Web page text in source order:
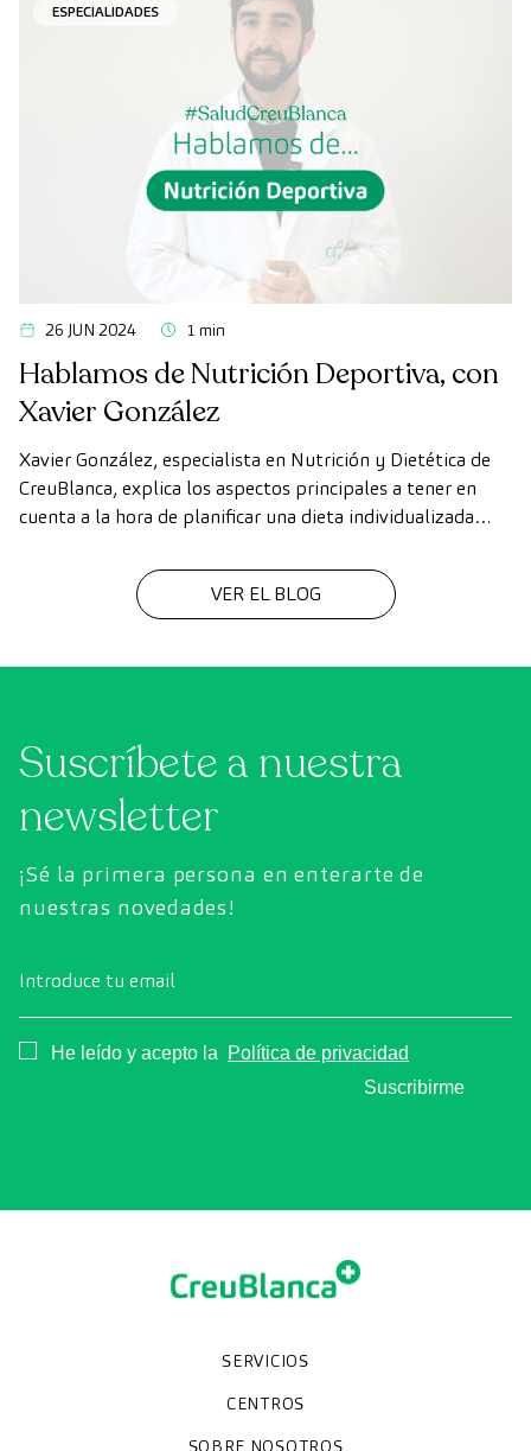
ESPECIALIDADES
26 JUN 2024 1 min
Hablamos de Nutrición Deportiva, con
Xavier González
Xavier González, especialista en Nutrición y Dietética de
CreuBlanca, explica los aspectos principales a tener en
cuenta a la hora de planificar una dieta individualizada
VER EL BLOG
Suscríbete a nuestra
newsletter
¡Sé la primera persona en enterarte de
nuestras novedades!
Introduce tu email
Consentimiento
He leído y acepto la
Política de privacidad
Suscribirme
SERVICIOS
Especialidades
Diagnóstico por la imagen
Chequeos y revisiones médicas
Unidades especializadas
CENTROS
SOBRE NOSOTROS